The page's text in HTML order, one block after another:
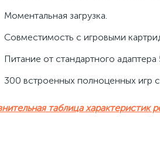
Моментальная загрузка.
Совместимость с игровыми
Питание от стандартного
300 встроенных полноценных игр
таблица характеристик